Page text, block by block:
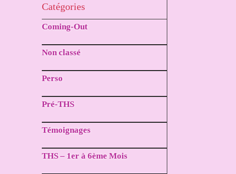
Catégories
Coming-Out
Non classé
Perso
Pré-THS
Témoignages
THS – 1er à 6ème Mois